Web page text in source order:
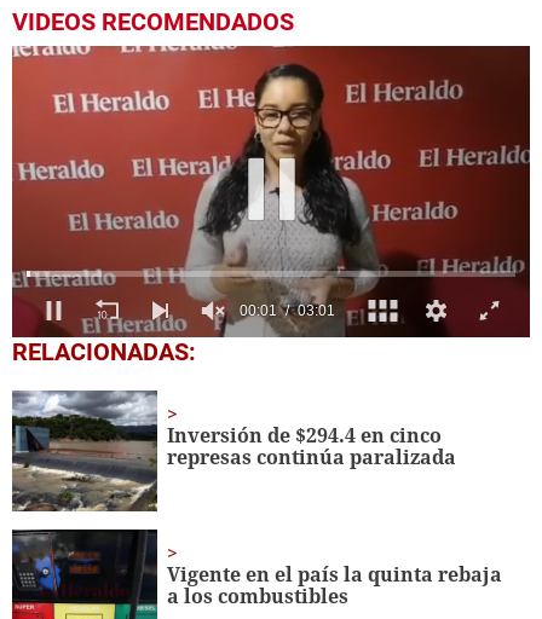
VIDEOS RECOMENDADOS
0
seconds
3
minutes,
1
second
RELACIONADAS:
Inversión de $294.4 en cinco
represas continúa paralizada
Vigente en el país la quinta rebaja
a los combustibles